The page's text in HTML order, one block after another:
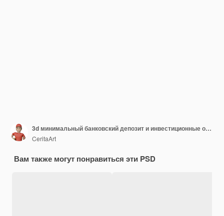
3d минимальный банковский депозит и инвестиционные операции денежный доллар 3d банковская финансовая концепция
CeritaArt
Вам также могут понравиться эти PSD